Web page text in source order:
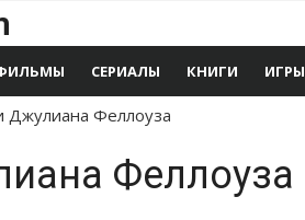
СЕРИАЛЫ КНИГИ ИГРЫ
Джулиана Феллоуза
Феллоуза